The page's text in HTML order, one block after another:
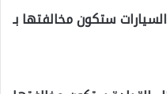
ستكون مخالفتها بـ